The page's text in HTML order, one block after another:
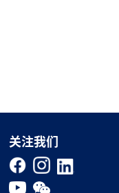
关注我们